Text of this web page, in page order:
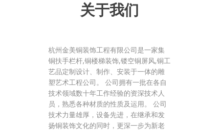
关于我们
杭州金美铜装饰工程有限公司是一家集
铜扶手栏杆,铜楼梯装饰,镂空铜屏风,铜工
艺品定制设计、制作、安装于一体的雕
塑艺术工程公司。 公司拥有一批在各自
技术领域数十年工作经验的资深技术人
员，熟悉各种材质的性质及运用。 公司
技术力量雄厚，设备先进，在继承和发
扬铜装饰文化的同时，更深一步为新老